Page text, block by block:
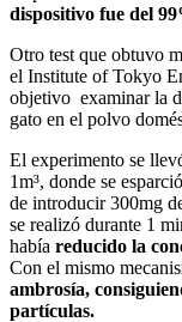
dispositivo fue del
Otro test que obtuvo
el Institute of Tokyo
objetivo examinar la
gato en el polvo
El experimento se
1m³, donde se
de introducir 300mg
se realizó durante 1
había reducido la
Con el mismo
ambrosía,
partículas.